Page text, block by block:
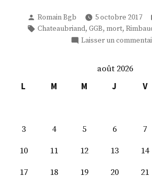
Publié
par
Romain Bgb 5 octobre 2017
Étiquettes :
Chateaubriand, GGB, mort,
Laisser un
août 2026
L
M M J V
3
4 5 6 7
10
11 12 13 14
17
18 19 20 21